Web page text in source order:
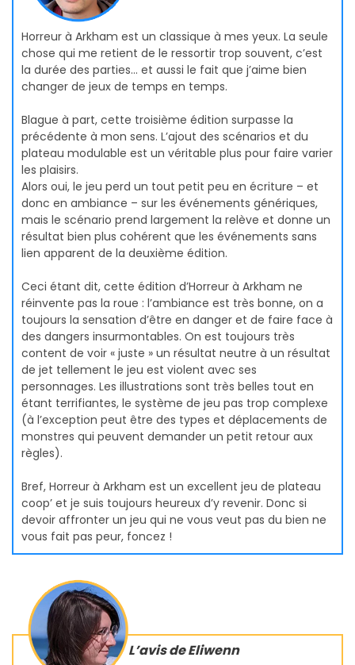
Horreur à Arkham est un classique à mes yeux. La seule
chose qui me retient de le ressortir trop souvent, c’est
la durée des parties… et aussi le fait que j’aime bien
changer de jeux de temps en temps.
Blague à part, cette troisième édition surpasse la
précédente à mon sens. L’ajout des scénarios et du
plateau modulable est un véritable plus pour faire varier
les plaisirs.
Alors oui, le jeu perd un tout petit peu en écriture – et
donc en ambiance – sur les événements génériques,
mais le scénario prend largement la relève et donne un
résultat bien plus cohérent que les événements sans
lien apparent de la deuxième édition.
Ceci étant dit, cette édition d’Horreur à Arkham ne
réinvente pas la roue : l’ambiance est très bonne, on a
toujours la sensation d’être en danger et de faire face à
des dangers insurmontables. On est toujours très
content de voir « juste » un résultat neutre à un résultat
de jet tellement le jeu est violent avec ses
personnages. Les illustrations sont très belles tout en
étant terrifiantes, le système de jeu pas trop complexe
(à l’exception peut être des types et déplacements de
monstres qui peuvent demander un petit retour aux
règles).
Bref, Horreur à Arkham est un excellent jeu de plateau
coop’ et je suis toujours heureux d’y revenir. Donc si
devoir affronter un jeu qui ne vous veut pas du bien ne
vous fait pas peur, foncez !
L’avis de Eliwenn